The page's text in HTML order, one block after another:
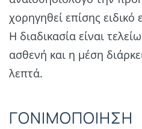
χορηγηθεί επίσης
Η διαδικασία είναι
ασθενή και η μέση
λεπτά.
ΓΟΝΙΜΟΠΟΙΗΣΗ